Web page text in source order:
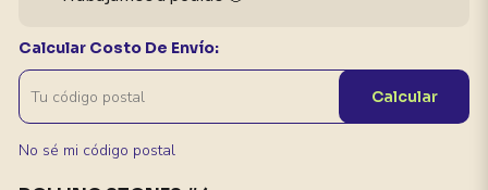
Calcular Costo De Envío:
Calcular
No sé mi código postal